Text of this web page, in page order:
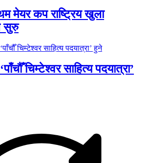
मेयर कप राष्ट्रिय खुला
सुरु
चिम्टेश्वर साहित्य पदयात्रा’